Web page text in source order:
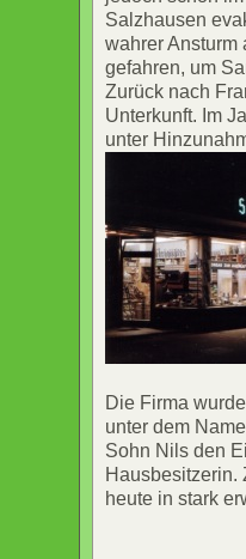
Salzhausen
wahrer Ansturm
gefahren, um
Zurück nach
Unterkunft. Im
unter
Die Firma
unter dem
Sohn Nils den
Hausbesitzerin.
heute in stark